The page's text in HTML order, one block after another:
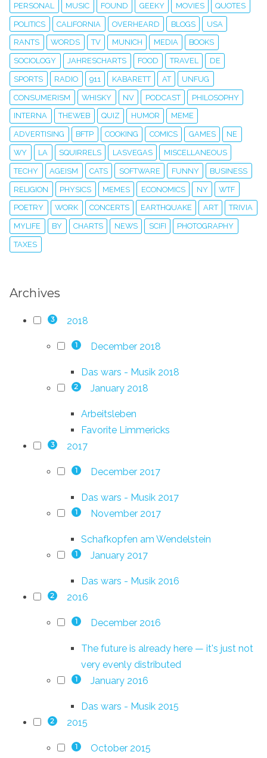
PERSONAL MUSIC FOUND GEEKY MOVIES QUOTES
POLITICS CALIFORNIA OVERHEARD BLOGS USA
RANTS WORDS TV MUNICH MEDIA BOOKS
SOCIOLOGY JAHRESCHARTS FOOD TRAVEL DE
SPORTS RADIO 911 KABARETT AT UNFUG
CONSUMERISM WHISKY NV PODCAST PHILOSOPHY
INTERNA THEWEB QUIZ HUMOR MEME
ADVERTISING BFTP COOKING COMICS GAMES NE
WY LA SQUIRRELS LASVEGAS MISCELLANEOUS
TECHY AGEISM CATS SOFTWARE FUNNY BUSINESS
RELIGION PHYSICS MEMES ECONOMICS NY WTF
POETRY WORK CONCERTS EARTHQUAKE ART TRIVIA
MYLIFE BY CHARTS NEWS SCIFI PHOTOGRAPHY
TAXES
Archives
3 2018
1 December 2018
Das wars - Musik 2018
2 January 2018
Arbeitsleben
Favorite Limmericks
3 2017
1 December 2017
Das wars - Musik 2017
1 November 2017
Schafkopfen am Wendelstein
1 January 2017
Das wars - Musik 2016
2 2016
1 December 2016
The future is already here — it's just not
very evenly distributed
1 January 2016
Das wars - Musik 2015
2 2015
1 October 2015